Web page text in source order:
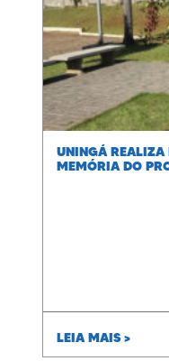
UNINGÁ REALIZA
MEMÓRIA DO
LEIA MAIS >